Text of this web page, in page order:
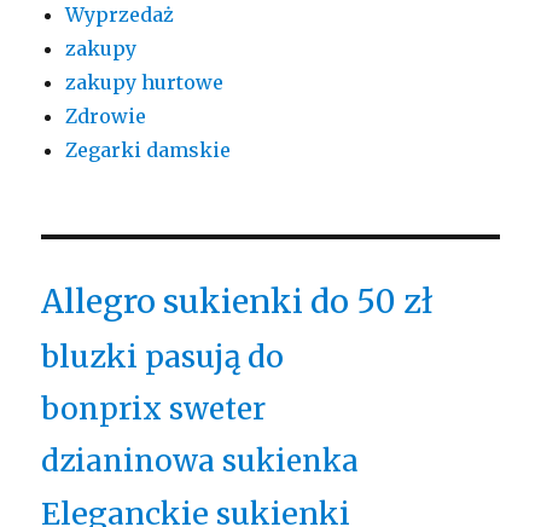
Wyprzedaż
zakupy
zakupy hurtowe
Zdrowie
Zegarki damskie
Allegro sukienki do 50 zł
bluzki pasują do
bonprix sweter
dzianinowa sukienka
Eleganckie sukienki